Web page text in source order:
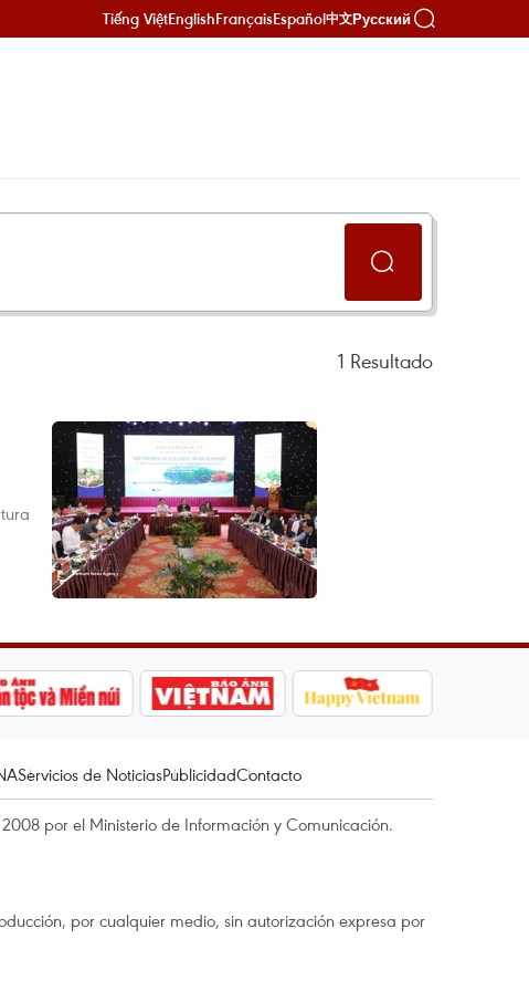
Tiếng ViệtEnglishFrançaisEspañol中文Русский
1 Resultado
Servicios de NoticiasPublicidadContacto
por el Ministerio de Información y Comunicación.
por cualquier medio, sin autorización expresa por